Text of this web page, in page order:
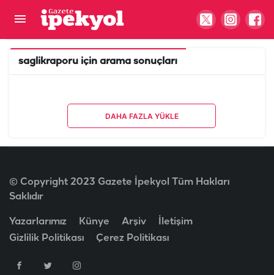
saglikraporu için arama sonuçları
DAHA FAZLA YÜKLE
© Copyright 2023 Gazete İpekyol Tüm Hakları
Saklıdır
Yazarlarımız Künye Arşiv
İletişim
Gizlilik Politikası
Çerez Politikası